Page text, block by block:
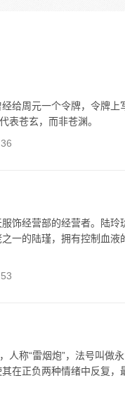
女人……可是小龙崽
我，我要对她以身相
给周元一个令牌，令牌上
表苍玄，而非苍渊。
饰经营部的经营者。陆玲
一的陆瑾，拥有控制血
人称“雷烟炮”，法号叫做
在正负两种情绪中反复